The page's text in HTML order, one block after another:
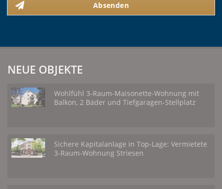
Absenden
NEUE OBJEKTE
Wohlfühl 3-Raum-Maisonette-Wohnung mit
Balkon, 2 Bäder und Tiefgaragen-Stellplatz
Sichere Kapitalanlage in Top-Lage: Vermietete
3-Raum-Wohnung Striesen